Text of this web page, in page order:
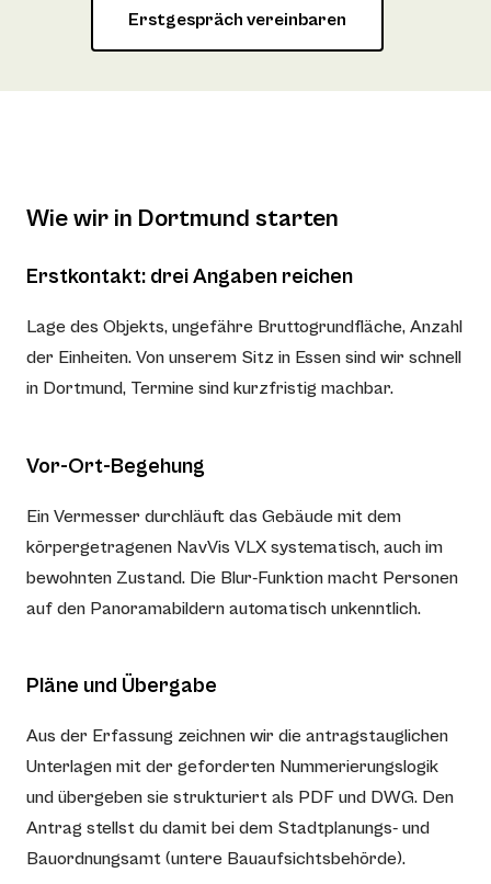
Erstgespräch vereinbaren
Wie wir in Dortmund starten
Erstkontakt: drei Angaben reichen
Lage des Objekts, ungefähre Bruttogrundfläche, Anzahl
der Einheiten. Von unserem Sitz in Essen sind wir schnell
in Dortmund, Termine sind kurzfristig machbar.
Vor-Ort-Begehung
Ein Vermesser durchläuft das Gebäude mit dem
körpergetragenen NavVis VLX systematisch, auch im
bewohnten Zustand. Die Blur-Funktion macht Personen
auf den Panoramabildern automatisch unkenntlich.
Pläne und Übergabe
Aus der Erfassung zeichnen wir die antragstauglichen
Unterlagen mit der geforderten Nummerierungslogik
und übergeben sie strukturiert als PDF und DWG. Den
Antrag stellst du damit bei dem Stadtplanungs- und
Bauordnungsamt (untere Bauaufsichtsbehörde).